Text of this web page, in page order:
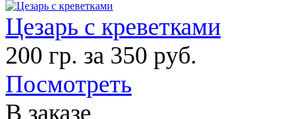
Цезарь с креветками
200 гр. за 350 руб.
Посмотреть
В заказе